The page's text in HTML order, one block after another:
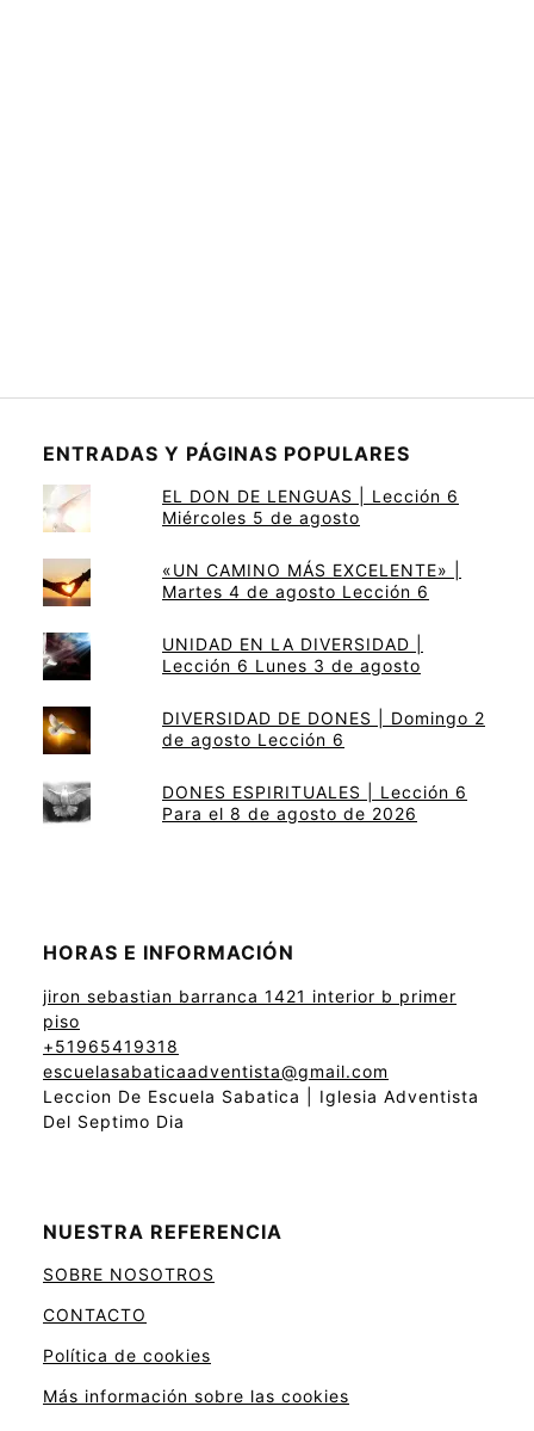
ENTRADAS Y PÁGINAS POPULARES
EL DON DE LENGUAS | Lección 6
Miércoles 5 de agosto
«UN CAMINO MÁS EXCELENTE» |
Martes 4 de agosto Lección 6
UNIDAD EN LA DIVERSIDAD |
Lección 6 Lunes 3 de agosto
DIVERSIDAD DE DONES | Domingo 2
de agosto Lección 6
DONES ESPIRITUALES | Lección 6
Para el 8 de agosto de 2026
HORAS E INFORMACIÓN
jiron sebastian barranca 1421 interior b primer
piso
+51965419318
escuelasabaticaadventista@gmail.com
Leccion De Escuela Sabatica | Iglesia Adventista
Del Septimo Dia
NUESTRA REFERENCIA
SOBRE NOSOTROS
CONTACTO
Política de cookies
Más información sobre las cookies